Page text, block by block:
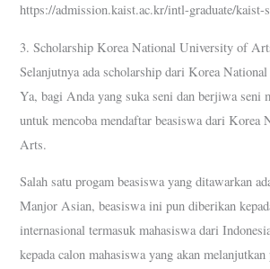
https://admission.kaist.ac.kr/intl-graduate/kaist-
3. Scholarship Korea National University of
Selanjutnya ada scholarship dari Korea
Ya, bagi Anda yang suka seni dan berjiwa seni
untuk mencoba mendaftar beasiswa dari
Arts.
Salah satu progam beasiswa yang ditawarkan
Manjor Asian, beasiswa ini pun diberikan
internasional termasuk mahasiswa dari
kepada calon mahasiswa yang akan